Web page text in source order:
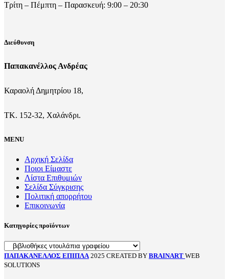
Τρίτη – Πέμπτη – Παρασκευή: 9:00 – 20:30
Διεύθυνση
Παπακανέλλος Ανδρέας
Καραολή Δημητρίου 18,
ΤΚ. 152-32, Χαλάνδρι.
MENU
Αρχική Σελίδα
Ποιοι Είμαστε
Λίστα Επιθυμιών
Σελίδα Σύγκρισης
Πολιτική απορρήτου
Επικοινωνία
Κατηγορίες προϊόντων
ΠΑΠΑΚΑΝΕΛΛΟΣ ΕΠΙΠΛΑ 2025 CREATED BY BRAINART WEB
SOLUTIONS